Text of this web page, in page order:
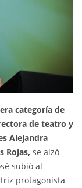
categoría de
de teatro y
Alejandra
Rojas, se alzó
subió al
protagonista